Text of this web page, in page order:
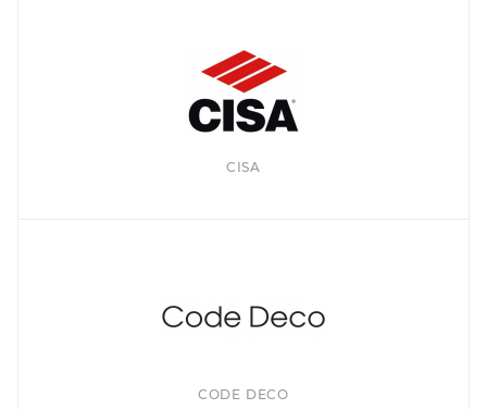
CISA
CODE DECO